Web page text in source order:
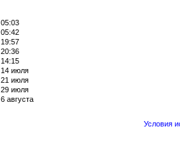
05:03
05:42
19:57
20:36
14:15
14 июля
21 июля
29 июля
6 августа
Условия